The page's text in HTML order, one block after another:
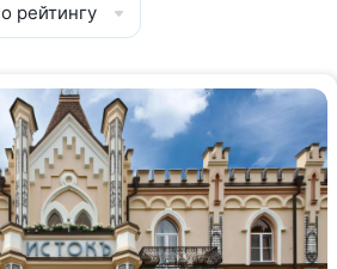
рейтингу